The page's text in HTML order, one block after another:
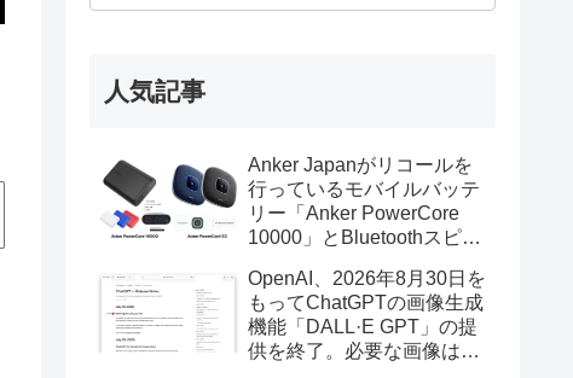
人気記事
Anker Japanがリコールを
行っているモバイルバッテ
リー「Anker PowerCore
10000」とBluetoothスピー
辺を焼損する火災が6月に3
件発生していたそうなので
注意を。
OpenAI、2026年8月30日を
もってChatGPTの画像生成
機能「DALL·E GPT」の提
供を終了。必要な画像は期